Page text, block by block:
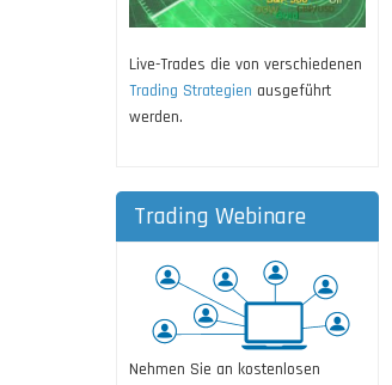
Live-Trades die von verschiedenen
Trading Strategien ausgeführt
werden.
Trading Webinare
Nehmen Sie an kostenlosen